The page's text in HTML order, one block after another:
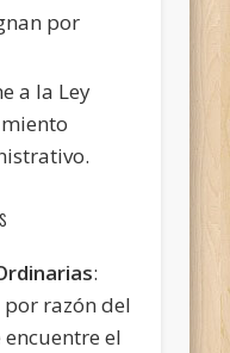
por
a la Ley
:
por razón del
el